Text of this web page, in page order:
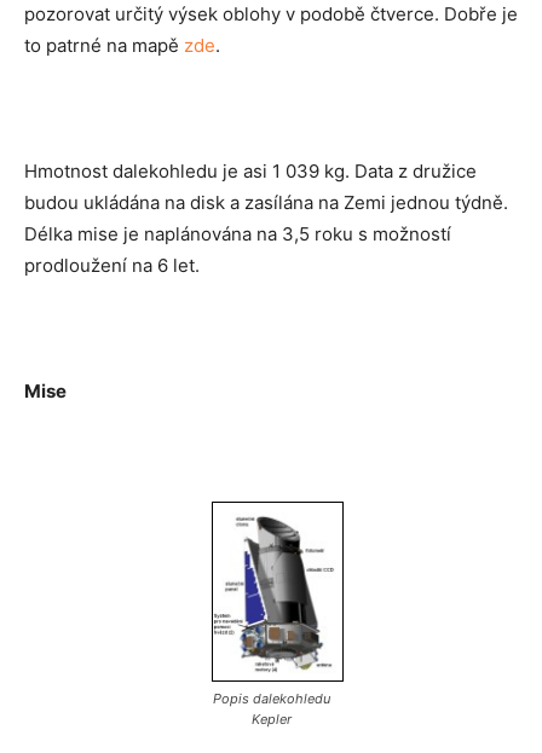
pozorovat určitý výsek oblohy v podobě čtverce. Dobře je
to patrné na mapě zde.
Hmotnost dalekohledu je asi 1 039 kg. Data z družice
budou ukládána na disk a zasílána na Zemi jednou týdně.
Délka mise je naplánována na 3,5 roku s možností
prodloužení na 6 let.
Mise
Popis dalekohledu
Kepler